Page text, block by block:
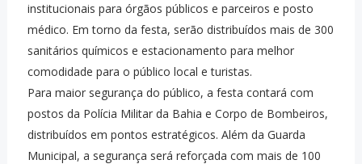
institucionais para órgãos públicos e parceiros e posto
médico. Em torno da festa, serão distribuídos mais de 300
sanitários químicos e estacionamento para melhor
comodidade para o público local e turistas.
Para maior segurança do público, a festa contará com
postos da Polícia Militar da Bahia e Corpo de Bombeiros,
distribuídos em pontos estratégicos. Além da Guarda
Municipal, a segurança será reforçada com mais de 100